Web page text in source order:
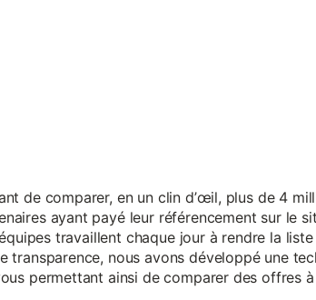
de comparer, en un clin d’œil, plus de 4
ayant payé leur référencement sur le
travaillent chaque jour à rendre la
transparence, nous avons développé une
permettant ainsi de comparer des offres